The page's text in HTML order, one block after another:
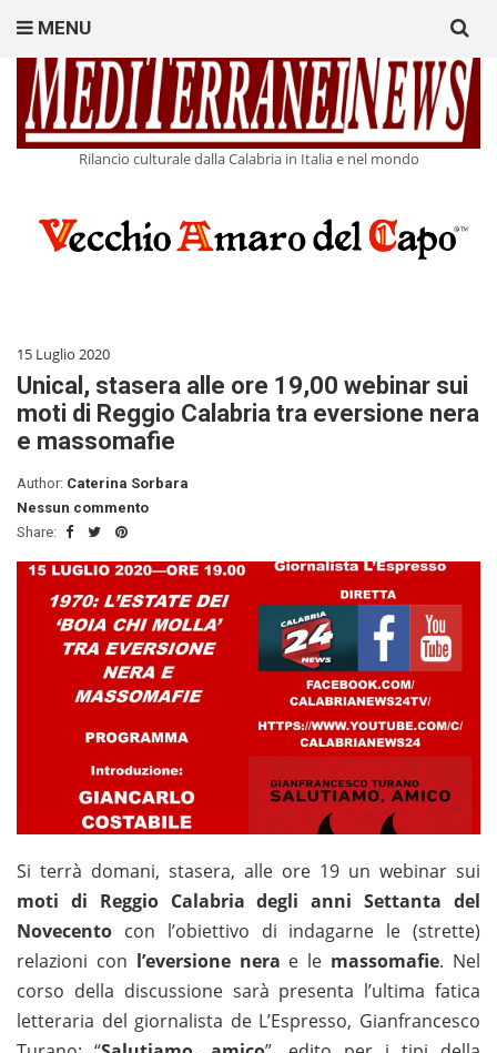
Rilancio culturale dalla Calabria in Italia e nel mondo
MENU
for:
15 Luglio 2020
Unical, stasera alle ore 19,00 webinar sui
moti di Reggio Calabria tra eversione nera
e massomafie
Author: Caterina Sorbara
Nessun commento
Share:
Si terrà domani, stasera, alle ore 19 un webinar sui
moti di Reggio Calabria degli anni Settanta del
Novecento con l’obiettivo di indagarne le (strette)
relazioni con l’eversione nera e le massomafie. Nel
corso della discussione sarà presenta l’ultima fatica
letteraria del giornalista de L’Espresso, Gianfrancesco